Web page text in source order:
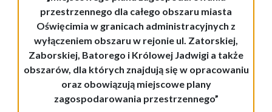
przestrzennego dla całego obszaru miasta
Oświęcimia w granicach administracyjnych z
wyłączeniem obszaru w rejonie ul. Zatorskiej,
Zaborskiej, Batorego i Królowej Jadwigi a także
obszarów, dla których znajdują się w opracowaniu
oraz obowiązują miejscowe plany
zagospodarowania przestrzennego”